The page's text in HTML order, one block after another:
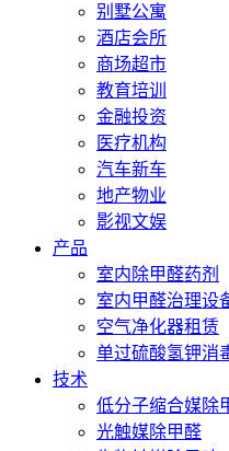
别墅公寓
酒店会所
商场超市
教育培训
金融投资
医疗机构
汽车新车
地产物业
影视文娱
产品
室内除甲醛药剂
室内甲醛治理设
空气净化器租赁
单过硫酸氢钾消
技术
低分子缩合媒除
光触媒除甲醛